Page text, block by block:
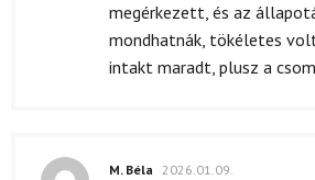
megérkezett, és az
mondhatnák, tökéletes
intakt maradt, plusz a
M. Béla 2026.01.09.